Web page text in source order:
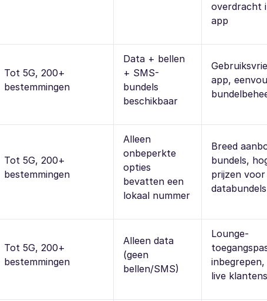
overdracht
app
Tot 5G, 200+
bestemmingen
Data + bellen
+ SMS-
bundels
beschikbaar
app,
Tot 5G, 200+
bestemmingen
Alleen
onbeperkte
opties
bevatten een
lokaal nummer
Breed
bundels,
prijzen
databundels
Tot 5G, 200+
bestemmingen
Alleen data
(geen
bellen/SMS)
Lounge-
inbegrepen,
live